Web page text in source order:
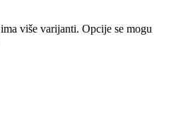
više varijanti. Opcije se mogu